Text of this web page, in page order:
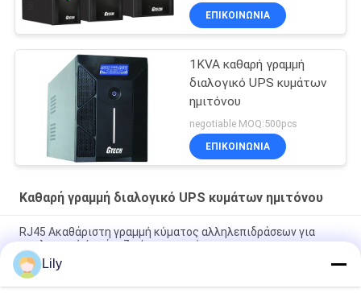
ΕΠΙΚΟΙΝΩΝΙΑ
1KVA καθαρή γραμμή
διαλογικό UPS κυμάτων
ημιτόνου
negotiable MOQ:500pcs
ΕΠΙΚΟΙΝΩΝΙΑ
Καθαρή γραμμή διαλογικό UPS κυμάτων ημιτόνου
RJ45 Ακαθάριστη γραμμή κύματος αλληλεπιδράσεων για
υπολογιστή / τράπεζα / τερματικό
Υψηλής απόδοσης αλληλεπιδραστική γραμμή sinus wave ups
600va / 800va / 1200va
Lily